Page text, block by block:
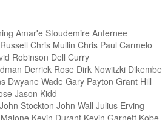
Amar'e Stoudemire Anfernee
Chris Mullin Chris Paul Carmelo
Robinson Dell Curry
Derrick Rose Dirk Nowitzki Dikembe
Dwyane Wade Gary Payton Grant Hill
Jason Kidd
John Stockton John Wall Julius Erving